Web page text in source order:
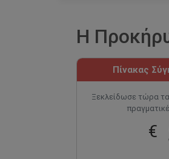
Η
Πίνακας
Ξεκλείδωσε τώρα τα
€